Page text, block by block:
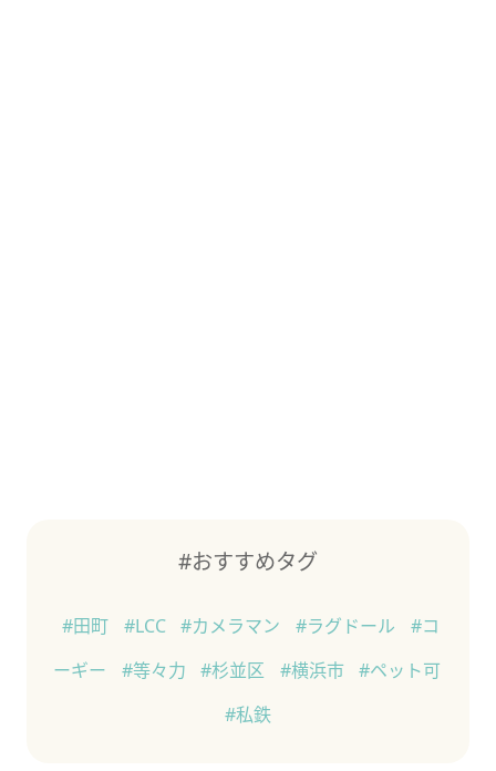
#おすすめタグ
#田町 #LCC #カメラマン #ラグドール
#コ
ーギー
#等々力 #杉並区 #横浜市
#ペット可
#私鉄